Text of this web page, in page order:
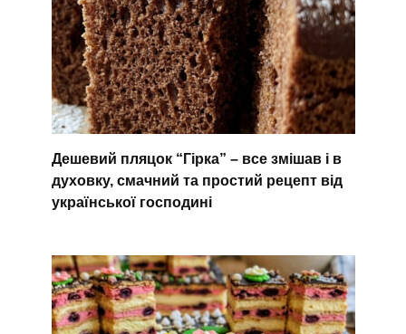
Дешевий пляцок “Гірка” – все змішав і в
духовку, смачний та простий рецепт від
української господині